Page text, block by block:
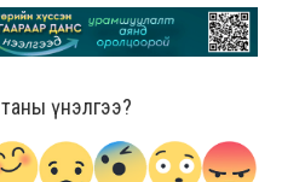
таны үнэлгээ?